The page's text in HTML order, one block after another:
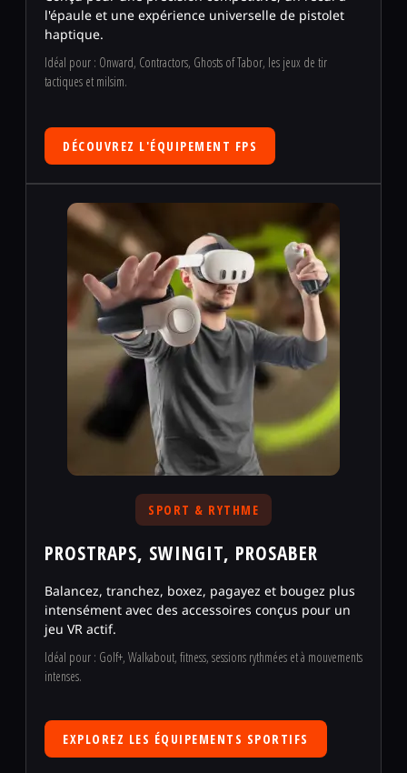
l'épaule et une expérience universelle de pistolet
haptique.
Idéal pour : Onward, Contractors, Ghosts of Tabor, les jeux de tir
tactiques et milsim.
DÉCOUVREZ L'ÉQUIPEMENT FPS
SPORT & RYTHME
PROSTRAPS, SWINGIT, PROSABER
Balancez, tranchez, boxez, pagayez et bougez plus
intensément avec des accessoires conçus pour un
jeu VR actif.
Idéal pour : Golf+, Walkabout, fitness, sessions rythmées et à mouvements
intenses.
EXPLOREZ LES ÉQUIPEMENTS SPORTIFS